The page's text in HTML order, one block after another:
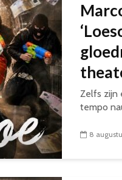
Zelfs zijn
tempo
8